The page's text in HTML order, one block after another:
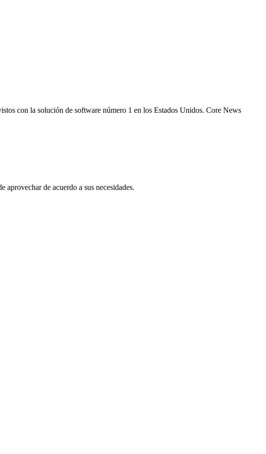
con la solución de software número 1 en los Estados Unidos. Core News
de acuerdo a sus necesidades.